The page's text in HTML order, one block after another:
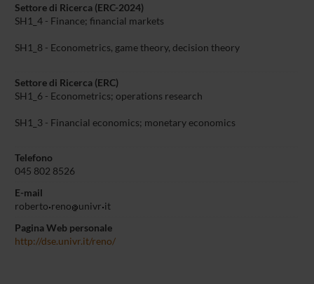
Settore di Ricerca (ERC-2024)
SH1_4 - Finance; financial markets
SH1_8 - Econometrics, game theory, decision theory
Settore di Ricerca (ERC)
SH1_6 - Econometrics; operations research
SH1_3 - Financial economics; monetary economics
Telefono
045 802 8526
E-mail
roberto reno univr it
Pagina Web personale
http://dse.univr.it/reno/